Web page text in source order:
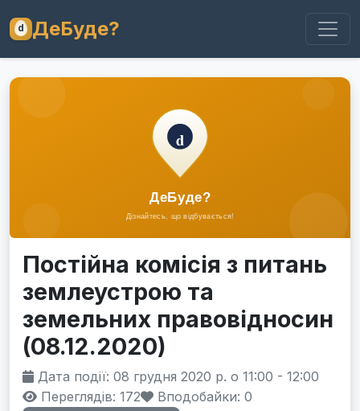
ДеБуде?
Постійна комісія з питань
землеустрою та
земельних правовідносин
(08.12.2020)
Дата події: 08 грудня 2020 р. о 11:00 - 12:00
Переглядів: 172
Вподобайки: 0